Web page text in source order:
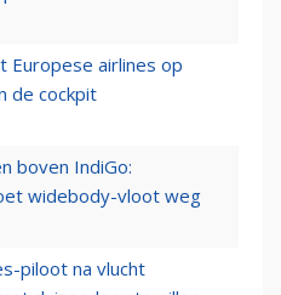
Europese airlines op
de cockpit
boven IndiGo:
widebody-vloot weg
piloot na vlucht